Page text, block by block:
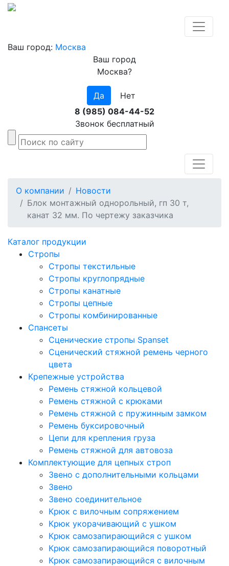
Ваш город: Москва
Ваш город
Москва?
Да
Нет
8 (985) 084-44-52
Звонок бесплатный
О компании
Новости
Блок монтажный однорольный, гп 30 т,
канат 32 мм. По чертежу заказчика
Каталог продукции
Стропы
Стропы текстильные
Стропы круглопрядные
Стропы канатные
Стропы цепные
Стропы комбинированные
Спансеты
Сценические стропы Spanset
Сценический стяжной ремень черного
цвета
Крепежные устройства
Ремень стяжной кольцевой
Ремень стяжной с крюками
Ремень стяжной с пружинным замком
Ремень буксировочный
Цепи для крепления груза
Ремень стяжной для автовоза
Комплектующие для цепных строп
Звено с дополнительными кольцами
Звено
Звено соединительное
Крюк с вилочным сопряжением
Крюк укорачивающий с ушком
Крюк самозапирающийся с ушком
Крюк самозапирающийся поворотный
Крюк самозапирающийся с вилочным